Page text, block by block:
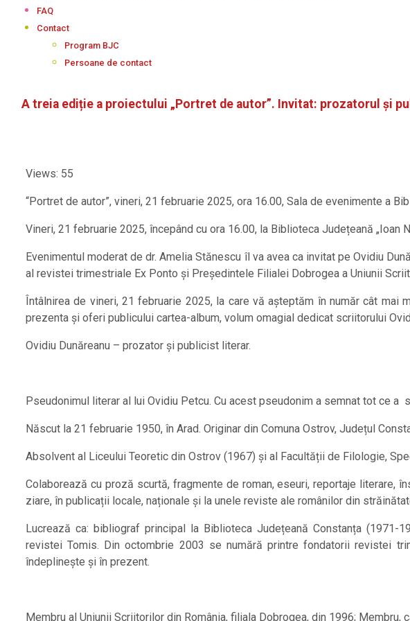
FAQ
Contact
Program BJC
Persoane de contact
A treia ediție a proiectului „Portret de autor”. Invitat: prozatorul și
Views: 55
“Portret de autor”, vineri, 21 februarie 2025, ora 16.00, Sala de evenimente a
Vineri, 21 februarie 2025, începând cu ora 16.00, la Biblioteca Județeană „Ioan
Evenimentul moderat de dr. Amelia Stănescu îl va avea ca invitat pe Ovidiu
al revistei trimestriale Ex Ponto și Președintele Filialei Dobrogea a Uniunii
Întâlnirea de vineri, 21 februarie 2025, la care vă așteptăm în număr cât
prezenta și oferi publicului cartea-album, volum omagial dedicat scriitorului
Ovidiu Dunăreanu – prozator și publicist literar.
Pseudonimul literar al lui Ovidiu Petcu. Cu acest pseudonim a semnat tot ce
Născut la 21 februarie 1950, în Arad. Originar din Comuna Ostrov, Județul
Absolvent al Liceului Teoretic din Ostrov (1967) și al Facultății de Filologie,
Colaborează cu proză scurtă, fragmente de roman, eseuri, reportaje
ziare, în publicații locale, naționale și la unele reviste ale românilor din
Lucrează ca: bibliograf principal la Biblioteca Județeană Constanța (1971-
revistei Tomis. Din octombrie 2003 se numără printre fondatorii revistei
îndeplinește și în prezent.
Membru al Uniunii Scriitorilor din România, filiala Dobrogea, din 1996;